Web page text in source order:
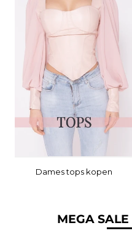
Dames tops kopen
MEGA